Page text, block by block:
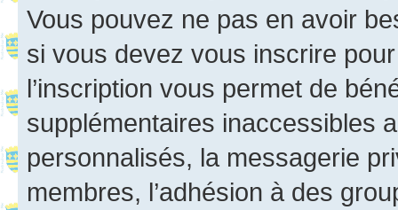
Vous pouvez ne pas en avoir
si vous devez vous inscrire
l’inscription vous permet de
supplémentaires inaccessibles
personnalisés, la messagerie
membres, l’adhésion à des